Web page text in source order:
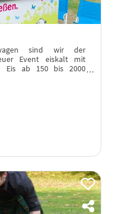
sind wir der
Event eiskalt mit
Eis ab 150 bis 2000